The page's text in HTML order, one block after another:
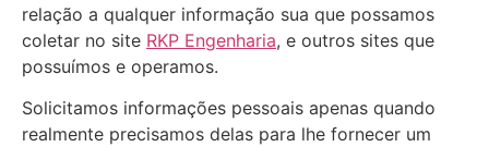
relação a qualquer informação sua que possamos
coletar no site RKP Engenharia, e outros sites que
possuímos e operamos.
Solicitamos informações pessoais apenas quando
realmente precisamos delas para lhe fornecer um